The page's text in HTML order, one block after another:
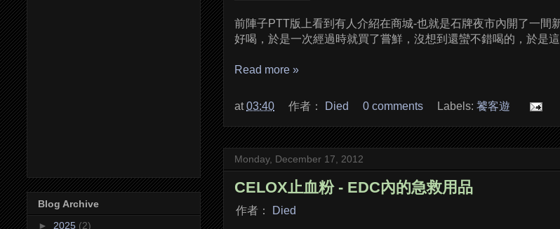
前陣子PTT版上看到有人介紹在商城-也就是石牌夜市內開了一間
好喝，於是一次經過時就買了嘗鮮，沒想到還蠻不錯喝的，於是
Read more »
at03:40 作者： Died 0 comments Labels: 饕客遊
Monday, December 17, 2012
CELOX止血粉 - EDC內的急救用品
作者： Died
Blog Archive
► 2025 (2)